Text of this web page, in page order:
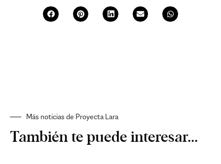
Más noticias de Proyecta Lara
También te puede interesar...